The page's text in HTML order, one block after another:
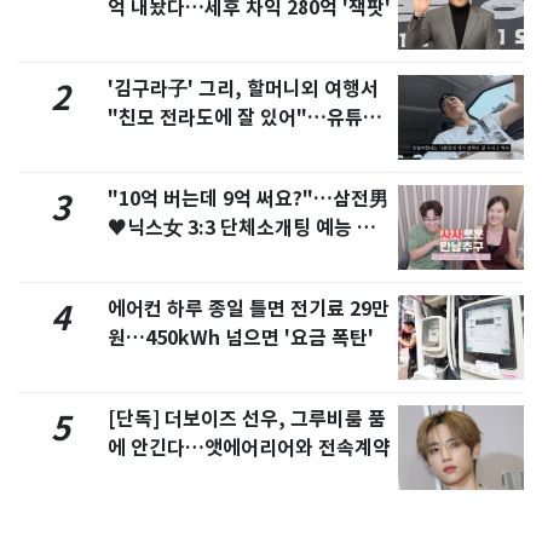
억 내놨다…세후 차익 280억 '잭팟'
2
'김구라子' 그리, 할머니외 여행서
"친모 전라도에 잘 있어"…유튜브
3
"10억 버는데 9억 써요?"…삼전男
♥닉스女 3:3 단체소개팅 예능 화
4
에어컨 하루 종일 틀면 전기료 29만
원…450kWh 넘으면 '요금 폭탄'
5
[단독] 더보이즈 선우, 그루비룸 품
에 안긴다…앳에어리어와 전속계약